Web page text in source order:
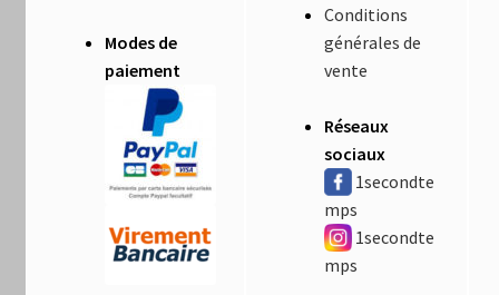
Nautilus – Tome 2 – Les Artefacts Retrouvés
Modes de
paiement
Conditions
générales de
vente
Réseaux
sociaux
1secondte
mps
1secondte
mps